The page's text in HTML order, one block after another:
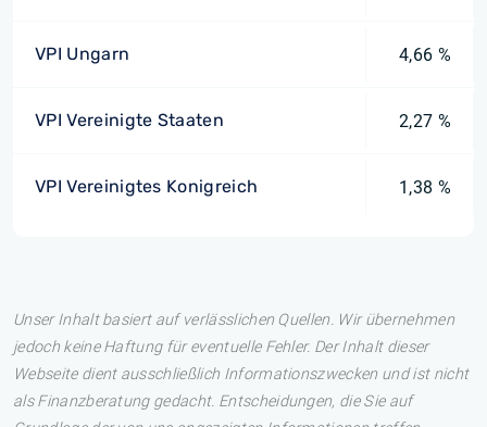
VPI Ungarn 4,66 %
VPI Vereinigte Staaten 2,27 %
VPI Vereinigtes Konigreich 1,38 %
Unser Inhalt basiert auf verlässlichen Quellen. Wir übernehmen
jedoch keine Haftung für eventuelle Fehler. Der Inhalt dieser
Webseite dient ausschließlich Informationszwecken und ist nicht
als Finanzberatung gedacht. Entscheidungen, die Sie auf